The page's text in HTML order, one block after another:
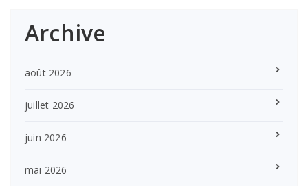
Archive
août 2026
juillet 2026
juin 2026
mai 2026